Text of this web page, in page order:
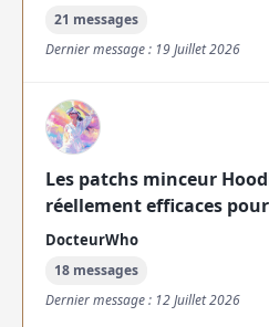
21 messages
Dernier message : 19 Juillet 2026
Les patchs minceur
réellement efficaces
DocteurWho
18 messages
Dernier message : 12 Juillet 2026